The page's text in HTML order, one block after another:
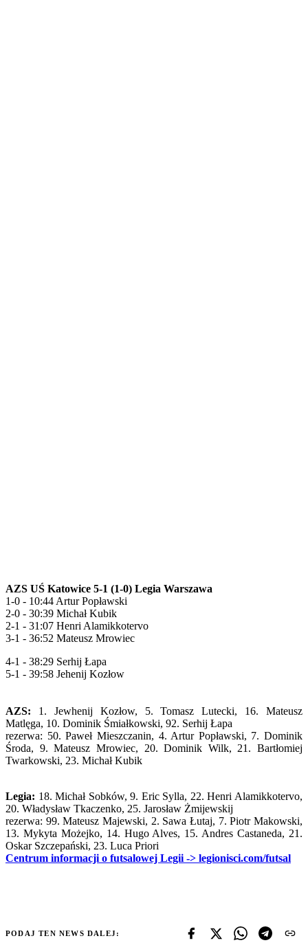
AZS UŚ Katowice 5-1 (1-0) Legia Warszawa
1-0 - 10:44 Artur Popławski
2-0 - 30:39 Michał Kubik
2-1 - 31:07 Henri Alamikkotervo
3-1 - 36:52 Mateusz Mrowiec
4-1 - 38:29 Serhij Łapa
5-1 - 39:58 Jehenij Kozłow
AZS: 1. Jewhenij Kozłow, 5. Tomasz Lutecki, 16. Mateusz
Matlęga, 10. Dominik Śmiałkowski, 92. Serhij Łapa
rezerwa: 50. Paweł Mieszczanin, 4. Artur Popławski, 7. Dominik
Środa, 9. Mateusz Mrowiec, 20. Dominik Wilk, 21. Bartłomiej
Twarkowski, 23. Michał Kubik
Legia: 18. Michał Sobków, 9. Eric Sylla, 22. Henri Alamikkotervo,
20. Władysław Tkaczenko, 25. Jarosław Żmijewskij
rezerwa: 99. Mateusz Majewski, 2. Sawa Łutaj, 7. Piotr Makowski,
13. Mykyta Możejko, 14. Hugo Alves, 15. Andres Castaneda, 21.
Oskar Szczepański, 23. Luca Priori
Centrum informacji o futsalowej Legii -> legionisci.com/futsal
PODAJ TEN NEWS DALEJ: